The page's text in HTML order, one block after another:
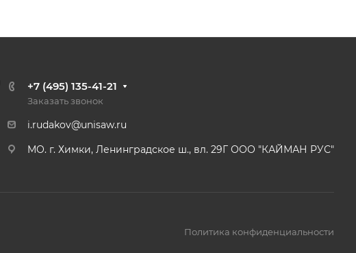
+7 (495) 135-41-21
Заказать звонок
i.rudakov@unisaw.ru
MO. г. Химки, Ленинградское ш., вл. 29Г ООО "КАЙМАН РУС"
Политика конфиденциальности